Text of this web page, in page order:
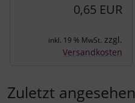
0,65 EUR
inkl. 19 % MwSt. zzgl.
Versandkosten
Zuletzt angesehen